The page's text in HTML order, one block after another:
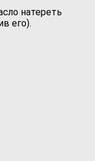
натереть
его).